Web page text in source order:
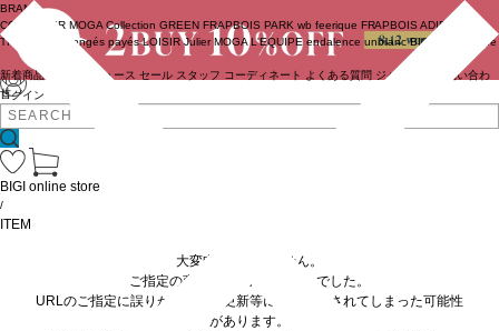
ログイン
BRAND
COUTURIER MOGA Collection GREEN FRAPBOIS PARK wb feerique FRAPBOIS ADIEU
TRISTESSE
congés payés LOISIR Julier MOGA L'EQUIPE endalence unbilanc BIGI online store
新着商品 ニュース セール スタッフ コーディネート よくある質問 ジャーナル
お問い合わ
せ
BIGI online store
/
ITEM
大変申し訳ありません。
ご指定の商品が見つかりませんでした。
URLのご指定に誤りがあるか、更新等に伴い削除されてしまった可能性
があります。